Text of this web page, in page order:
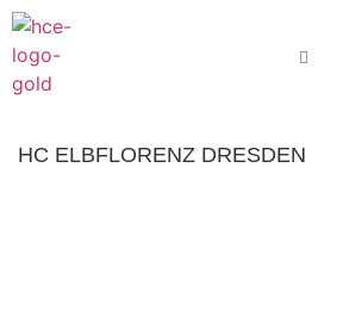
HC ELBFLORENZ DRESDEN